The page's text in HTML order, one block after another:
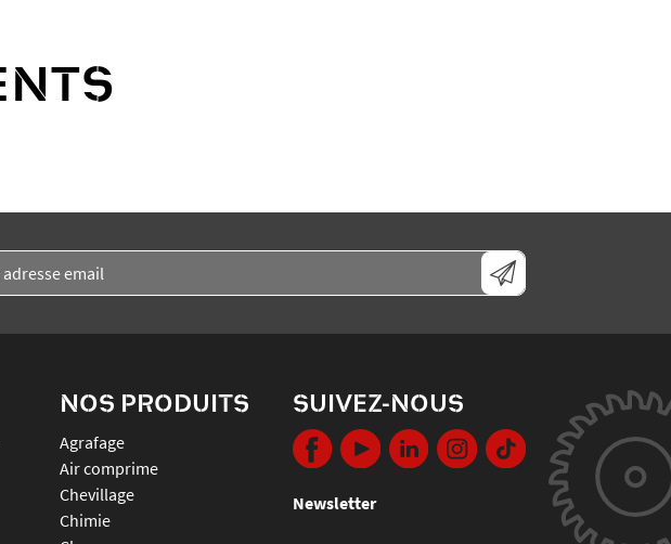
NOS PRODUITS
agrafage
air comprime
chevillage
chimie
SUIVEZ-NOUS
Newsletter